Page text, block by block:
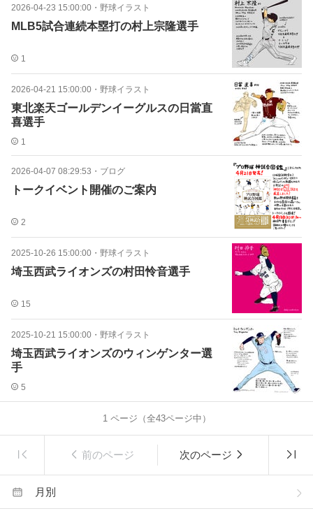
2026-04-23 15:00:00 ・ 野球イラスト
MLB5試合連続本塁打の村上宗隆選手
1
2026-04-21 15:00:00 ・ 野球イラスト
東北楽天ゴールデンイーグルスの日當直
喜選手
1
2026-04-07 08:29:53 ・ ブログ
トークイベント開催のご案内
2
2025-10-26 15:00:00 ・ 野球イラスト
埼玉西武ライオンズの村田怜音選手
15
2025-10-21 15:00:00 ・ 野球イラスト
埼玉西武ライオンズのウィンゲンター選
手
5
1ページ（全43ページ中）
前のページ 次のページ
月別